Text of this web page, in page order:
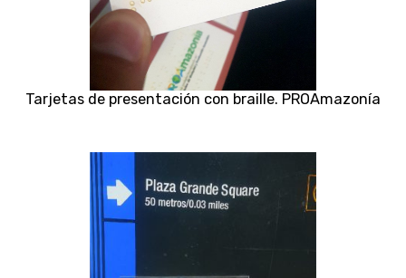
Tarjetas de presentación con braille. PROAmazonía